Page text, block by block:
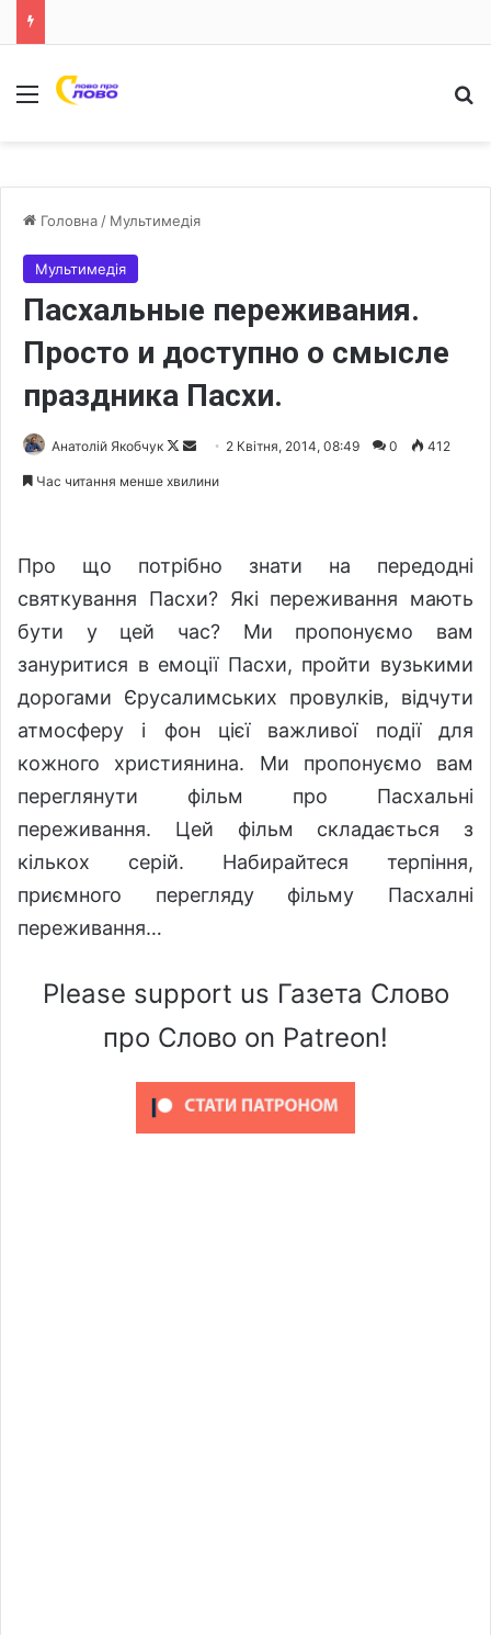
Меню
Головна / Мультимедія
Мультимедія
Пасхальные переживания.
Просто и доступно о смысле
праздника Пасхи.
Анатолій Якобчук
F
w
o
n
X
n
e
m
a
l
2 Квітня, 2014, 08:49 0 412
Час читання менше хвилини
Про що потрібно знати на передодні
святкування Пасхи? Які переживання мають
бути у цей час? Ми пропонуємо вам
зануритися в емоції Пасхи, пройти вузькими
дорогами Єрусалимських провулків, відчути
атмосферу і фон цієї важливої події для
кожного християнина. Ми пропонуємо вам
переглянути фільм про Пасхальні
переживання. Цей фільм складається з
кількох серій. Набирайтеся терпіння,
приємного перегляду фільму Пасхалні
переживання…
Please support us Газета Слово
про Слово on Patreon!